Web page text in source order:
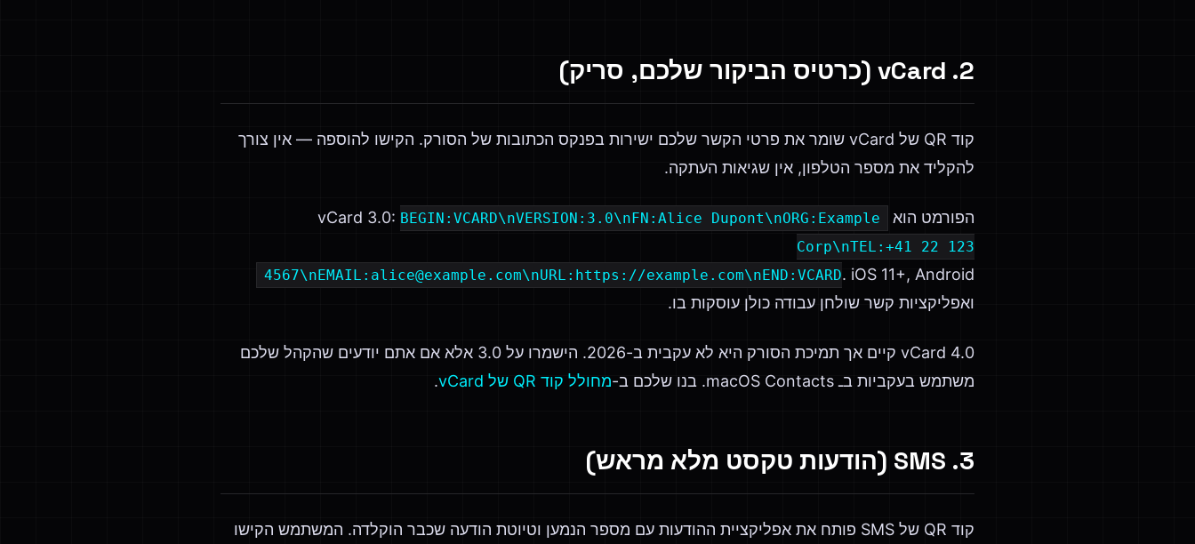
2. vCard (כרטיס הביקור שלכם, סריק)
קוד QR של vCard שומר את פרטי הקשר שלכם ישירות בפנקס הכתובות של הסורק. הקישו להוספה — אין צורך
להקליד את מספר הטלפון, אין שגיאות העתקה.
הפורמט הוא vCard 3.0:
BEGIN:VCARD\nVERSION:3.0\nFN:Alice Dupont\nORG:Example
Corp\nTEL:+41 22 123
4567\nEMAIL:alice@example.com\nURL:https://example.com\nEND:VCARD. iOS 11+, Android
ואפליקציות קשר שולחן עבודה כולן עוסקות בו.
vCard 4.0 קיים אך תמיכת הסורק היא לא עקבית ב-2026. הישמרו על 3.0 אלא אם אתם יודעים שהקהל שלכם
משתמש בעקביות בـ macOS Contacts. בנו שלכם ב-
מחולל קוד QR של vCard .
3. SMS (הודעות טקסט מלא מראש)
קוד QR של SMS פותח את אפליקציית ההודעות עם מספר הנמען וטיוטת הודעה שכבר הוקלדה. המשתמש הקישו